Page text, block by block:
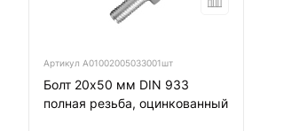
Артикул А01002005033001шт
Болт 20х50 мм DIN 933
полная резьба, оцинкованный